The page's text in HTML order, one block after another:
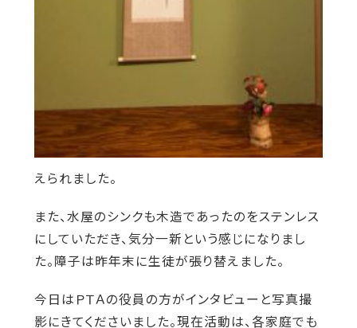
えられました。
また、水屋のシンクも木造であったのをステンレス
にしていただき、気分一新という感じになりまし
た。障子は昨年末に生徒が張り替えました。
今日はＰＴＡの役員の方がインタビューと写真撮
影にきてくださいました。現在活動は、各家庭でも